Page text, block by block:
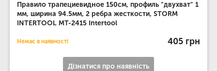
Правило трапециевидное 150см, профиль "двухват" 1
мм, ширина 94.5мм, 2 ребра жесткости, STORM
INTERTOOL MT-2415 Intertool
Немає в наявності 405 грн
Дізнатися про наявність